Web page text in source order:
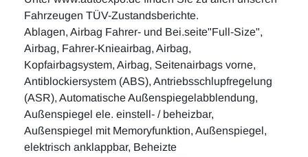
Fahrzeugen TÜV-Zustandsberichte.
Ablagen, Airbag Fahrer- und Bei.seite"Full-Size",
Airbag, Fahrer-Knieairbag, Airbag,
Kopfairbagsystem, Airbag, Seitenairbags vorne,
Antiblockiersystem (ABS), Antriebsschlupfregelung
(ASR), Automatische Außenspiegelabblendung,
Außenspiegel ele. einstell- / beheizbar,
Außenspiegel mit Memoryfunktion, Außenspiegel,
elektrisch anklappbar, Beheizte